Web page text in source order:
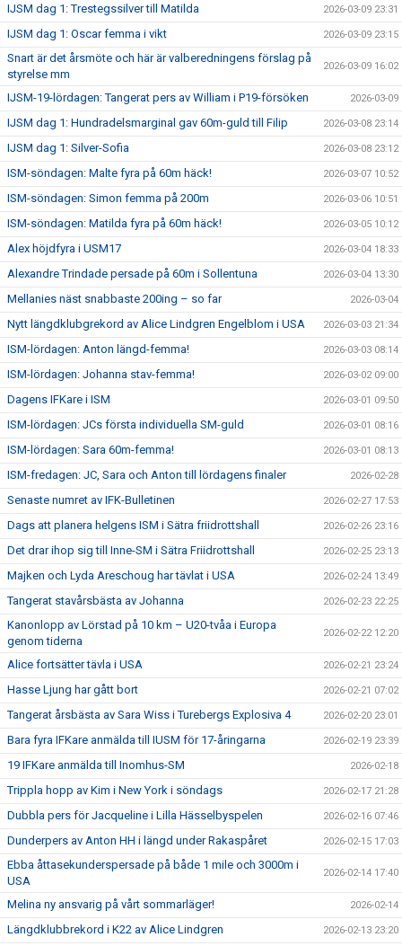
IJSM dag 1: Trestegssilver till Matilda 2026-03-09 23:31
IJSM dag 1: Oscar femma i vikt 2026-03-09 23:15
Snart är det årsmöte och här är valberedningens förslag på
styrelse mm
2026-03-09 16:02
IJSM-19-lördagen: Tangerat pers av William i P19-försöken 2026-03-09
IJSM dag 1: Hundradelsmarginal gav 60m-guld till Filip 2026-03-08 23:14
IJSM dag 1: Silver-Sofia 2026-03-08 23:12
ISM-söndagen: Malte fyra på 60m häck! 2026-03-07 10:52
ISM-söndagen: Simon femma på 200m 2026-03-06 10:51
ISM-söndagen: Matilda fyra på 60m häck! 2026-03-05 10:12
Alex höjdfyra i USM17 2026-03-04 18:33
Alexandre Trindade persade på 60m i Sollentuna 2026-03-04 13:30
Mellanies näst snabbaste 200ing – so far 2026-03-04
Nytt längdklubgrekord av Alice Lindgren Engelblom i USA 2026-03-03 21:34
ISM-lördagen: Anton längd-femma! 2026-03-03 08:14
ISM-lördagen: Johanna stav-femma! 2026-03-02 09:00
Dagens IFKare i ISM 2026-03-01 09:50
ISM-lördagen: JCs första individuella SM-guld 2026-03-01 08:16
ISM-lördagen: Sara 60m-femma! 2026-03-01 08:13
ISM-fredagen: JC, Sara och Anton till lördagens finaler 2026-02-28
Senaste numret av IFK-Bulletinen 2026-02-27 17:53
Dags att planera helgens ISM i Sätra friidrottshall 2026-02-26 23:16
Det drar ihop sig till Inne-SM i Sätra Friidrottshall 2026-02-25 23:13
Majken och Lyda Areschoug har tävlat i USA 2026-02-24 13:49
Tangerat stavårsbästa av Johanna 2026-02-23 22:25
Kanonlopp av Lörstad på 10 km – U20-tvåa i Europa
genom tiderna
2026-02-22 12:20
Alice fortsätter tävla i USA 2026-02-21 23:24
Hasse Ljung har gått bort 2026-02-21 07:02
Tangerat årsbästa av Sara Wiss i Turebergs Explosiva 4 2026-02-20 23:01
Bara fyra IFKare anmälda till IUSM för 17-åringarna 2026-02-19 23:39
19 IFKare anmälda till Inomhus-SM 2026-02-18
Trippla hopp av Kim i New York i söndags 2026-02-17 21:28
Dubbla pers för Jacqueline i Lilla Hässelbyspelen 2026-02-16 07:46
Dunderpers av Anton HH i längd under Rakaspåret 2026-02-15 17:03
Ebba åttasekunderspersade på både 1 mile och 3000m i
USA
2026-02-14 17:40
Melina ny ansvarig på vårt sommarläger! 2026-02-14
Längdklubbrekord i K22 av Alice Lindgren 2026-02-13 23:20